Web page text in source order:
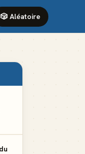
🎲 Aléatoire